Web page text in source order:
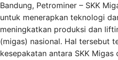
Bandung, Petrominer – SKK
untuk menerapkan teknologi
meningkatkan produksi dan
(migas) nasional. Hal tersebut
kesepakatan antara SKK Migas